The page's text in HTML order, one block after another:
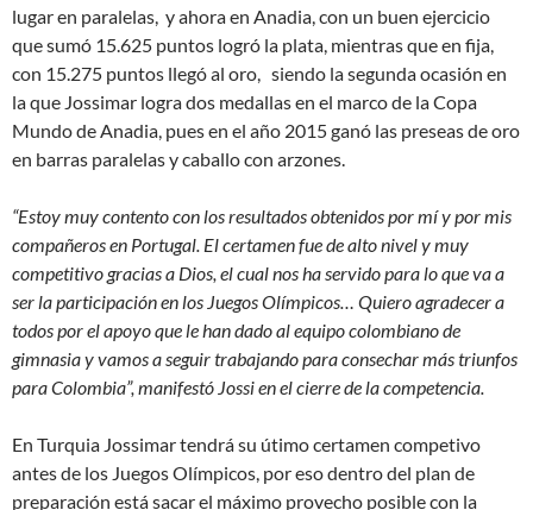
lugar en paralelas, y ahora en Anadia, con un buen ejercicio
que sumó 15.625 puntos logró la plata, mientras que en fija,
con 15.275 puntos llegó al oro, siendo la segunda ocasión en
la que Jossimar logra dos medallas en el marco de la Copa
Mundo de Anadia, pues en el año 2015 ganó las preseas de oro
en barras paralelas y caballo con arzones.
“Estoy muy contento con los resultados obtenidos por mí y por mis
compañeros en Portugal. El certamen fue de alto nivel y muy
competitivo gracias a Dios, el cual nos ha servido para lo que va a
ser la participación en los Juegos Olímpicos… Quiero agradecer a
todos por el apoyo que le han dado al equipo colombiano de
gimnasia y vamos a seguir trabajando para consechar más triunfos
para Colombia”, manifestó Jossi en el cierre de la competencia.
En Turquia Jossimar tendrá su útimo certamen competivo
antes de los Juegos Olímpicos, por eso dentro del plan de
preparación está sacar el máximo provecho posible con la